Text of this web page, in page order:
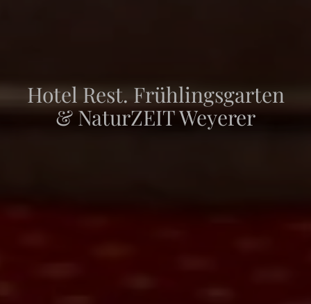
Hotel Rest. Frühlingsgarten
& NaturZEIT Weyerer